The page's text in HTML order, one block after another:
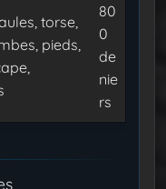
torse,
pieds,
80
0
de
nie
rs